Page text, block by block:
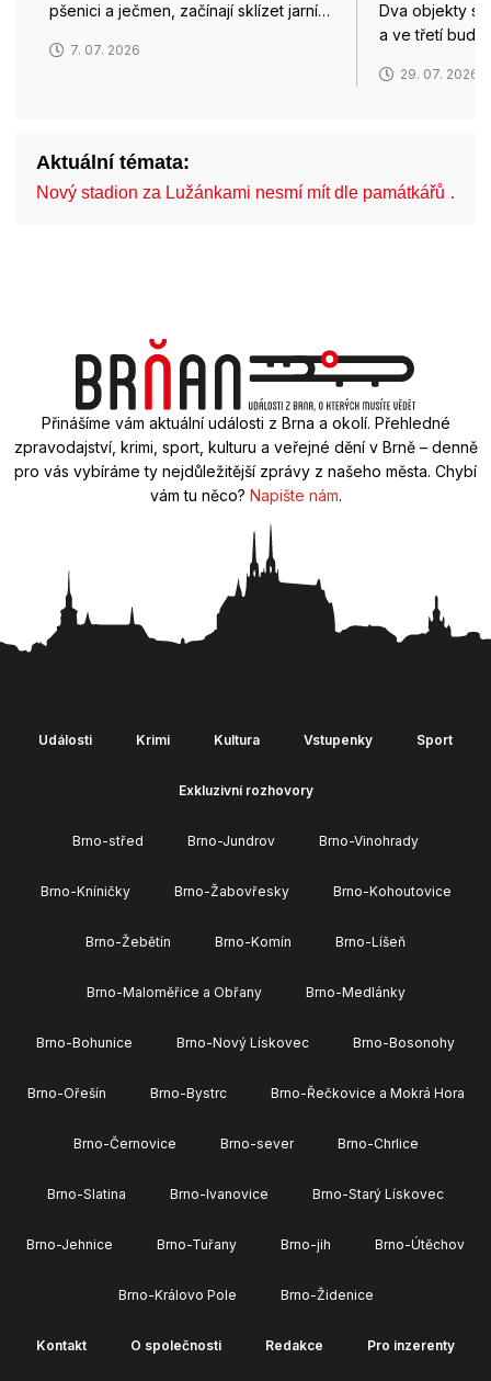
pšenici a ječmen, začínají sklízet jarní…
7. 07. 2026
Dva objekty
a ve třetí
29. 07. 2026
Aktuální témata:
Nový stadion za Lužánkami nesmí mít dle památkářů …
Přinášíme vám aktuální události z Brna a okolí. Přehledné
zpravodajství, krimi, sport, kulturu a veřejné dění v Brně – denně
pro vás vybíráme ty nejdůležitější zprávy z našeho města. Chybí
vám tu něco? Napište nám.
Události Krimi Kultura Vstupenky Sport
Exkluzivní rozhovory
Brno-střed Brno-Jundrov Brno-Vinohrady
Brno-Kníničky Brno-Žabovřesky Brno-Kohoutovice
Brno-Žebětín Brno-Komín Brno-Líšeň
Brno-Maloměřice a Obřany Brno-Medlánky
Brno-Bohunice Brno-Nový Lískovec Brno-Bosonohy
Brno-Ořešín Brno-Bystrc Brno-Řečkovice a Mokrá Hora
Brno-Černovice Brno-sever Brno-Chrlice
Brno-Slatina Brno-Ivanovice Brno-Starý Lískovec
Brno-Jehnice Brno-Tuřany Brno-jih Brno-Útěchov
Brno-Královo Pole Brno-Židenice
Kontakt O společnosti Redakce Pro inzerenty